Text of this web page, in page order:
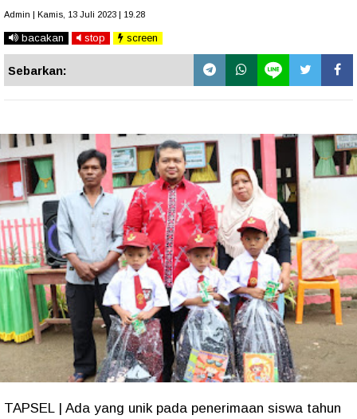
Admin | Kamis, 13 Juli 2023 | 19.28
bacakan stop screen
Sebarkan:
TAPSEL | Ada yang unik pada penerimaan siswa tahun